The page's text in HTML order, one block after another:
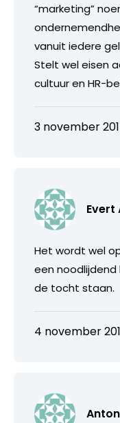
“marketing”
vanuit iedere
Stelt wel eisen
cultuur en HR-
3 november
Evert
Het wordt wel
een
de tocht staan.
4 november